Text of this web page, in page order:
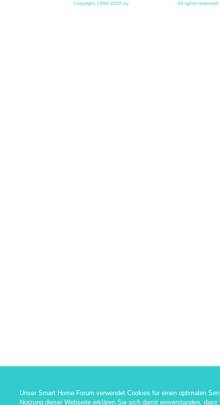
Copyright 1999-2026 by - All rights reserved.
Unser Smart Home Forum verwendet Cookies für einen optimalen
Nutzung dieser Webseite erklären Sie sich damit einverstanden, dass